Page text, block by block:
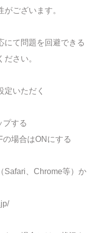
ございます。
にて問題を回避できる
さい。
定いただく
プする
場合はONにする
Safari、Chrome等）か